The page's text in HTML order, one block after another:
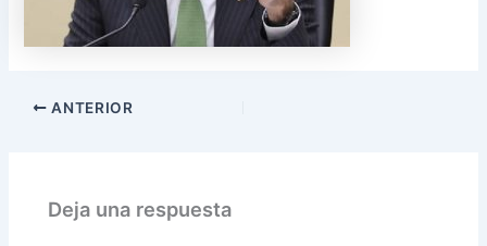
ANTERIOR
Deja una respuesta